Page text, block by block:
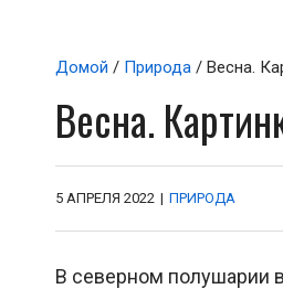
Домой / Природа / Весна.
Весна.
5 АПРЕЛЯ 2022 | ПРИРОДА
В северном полушарии